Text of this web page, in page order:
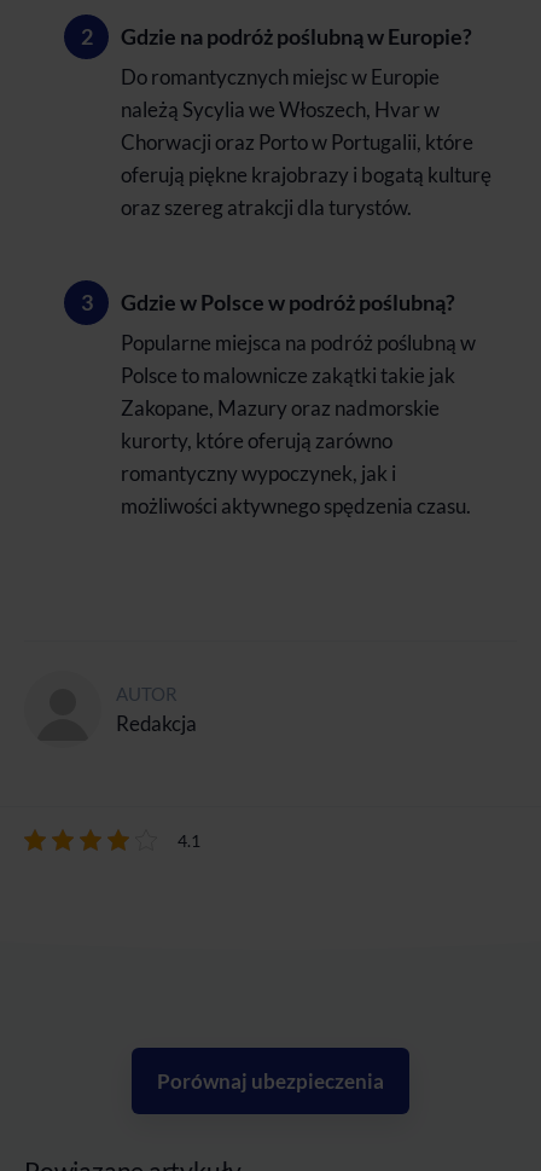
Gdzie na podróż poślubną w Europie?
Do romantycznych miejsc w Europie
należą Sycylia we Włoszech, Hvar w
Chorwacji oraz Porto w Portugalii, które
oferują piękne krajobrazy i bogatą kulturę
oraz szereg atrakcji dla turystów.
Gdzie w Polsce w podróż poślubną?
Popularne miejsca na podróż poślubną w
Polsce to malownicze zakątki takie jak
Zakopane, Mazury oraz nadmorskie
kurorty, które oferują zarówno
romantyczny wypoczynek, jak i
możliwości aktywnego spędzenia czasu.
AUTOR
Redakcja
4.1
Porównaj ubezpieczenia